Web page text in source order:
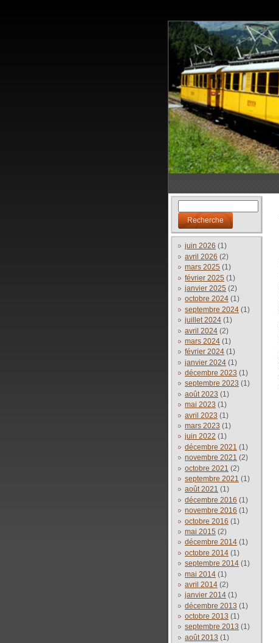
juin 2026 (1)
avril 2026 (2)
mars 2025 (1)
février 2025 (1)
janvier 2025 (2)
octobre 2024 (1)
septembre 2024 (1)
juillet 2024 (1)
avril 2024 (2)
mars 2024 (1)
février 2024 (1)
janvier 2024 (1)
décembre 2023 (1)
septembre 2023 (1)
août 2023 (1)
mai 2023 (1)
avril 2023 (1)
mars 2023 (1)
juin 2022 (1)
décembre 2021 (1)
novembre 2021 (2)
octobre 2021 (2)
septembre 2021 (1)
août 2021 (1)
décembre 2016 (1)
novembre 2016 (1)
octobre 2016 (1)
mai 2015 (2)
décembre 2014 (1)
octobre 2014 (1)
septembre 2014 (1)
mai 2014 (1)
avril 2014 (2)
janvier 2014 (1)
décembre 2013 (1)
octobre 2013 (1)
septembre 2013 (1)
août 2013 (1)